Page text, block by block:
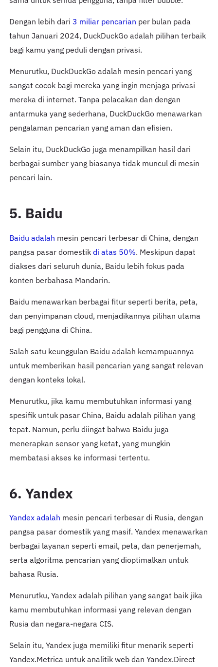
Dengan lebih dari 3 miliar pencarian per bulan pada
tahun Januari 2024, DuckDuckGo adalah pilihan terbaik
bagi kamu yang peduli dengan privasi.
Menurutku, DuckDuckGo adalah mesin pencari yang
sangat cocok bagi mereka yang ingin menjaga privasi
mereka di internet. Tanpa pelacakan dan dengan
antarmuka yang sederhana, DuckDuckGo menawarkan
pengalaman pencarian yang aman dan efisien.
Selain itu, DuckDuckGo juga menampilkan hasil dari
berbagai sumber yang biasanya tidak muncul di mesin
pencari lain.
5. Baidu
Baidu adalah mesin pencari terbesar di China, dengan
pangsa pasar domestikdi atas 50%. Meskipun dapat
diakses dari seluruh dunia, Baidu lebih fokus pada
konten berbahasa Mandarin.
Baidu menawarkan berbagai fitur seperti berita, peta,
dan penyimpanan cloud, menjadikannya pilihan utama
bagi pengguna di China.
Salah satu keunggulan Baidu adalah kemampuannya
untuk memberikan hasil pencarian yang sangat relevan
dengan konteks lokal.
Menurutku, jika kamu membutuhkan informasi yang
spesifik untuk pasar China, Baidu adalah pilihan yang
tepat. Namun, perlu diingat bahwa Baidu juga
menerapkan sensor yang ketat, yang mungkin
membatasi akses ke informasi tertentu.
6. Yandex
Yandex adalah mesin pencari terbesar di Rusia, dengan
pangsa pasar domestik yang masif. Yandex menawarkan
berbagai layanan seperti email, peta, dan penerjemah,
serta algoritma pencarian yang dioptimalkan untuk
bahasa Rusia.
Menurutku, Yandex adalah pilihan yang sangat baik jika
kamu membutuhkan informasi yang relevan dengan
Rusia dan negara-negara CIS.
Selain itu, Yandex juga memiliki fitur menarik seperti
Yandex.Metrica untuk analitik web dan Yandex.Direct